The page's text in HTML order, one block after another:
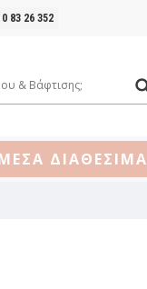
83 26 352
ΔΙΑΘΕΣΙΜΑ